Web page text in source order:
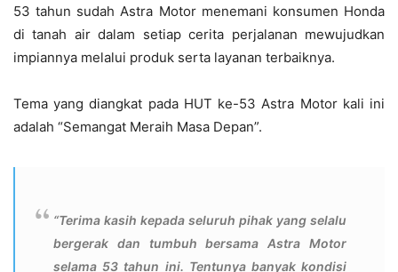
53 tahun sudah Astra Motor menemani konsumen Honda
di tanah air dalam setiap cerita perjalanan mewujudkan
impiannya melalui produk serta layanan terbaiknya.
Tema yang diangkat pada HUT ke-53 Astra Motor kali ini
adalah “Semangat Meraih Masa Depan”.
“Terima kasih kepada seluruh pihak yang selalu
bergerak dan tumbuh bersama Astra Motor
selama 53 tahun ini. Tentunya banyak kondisi